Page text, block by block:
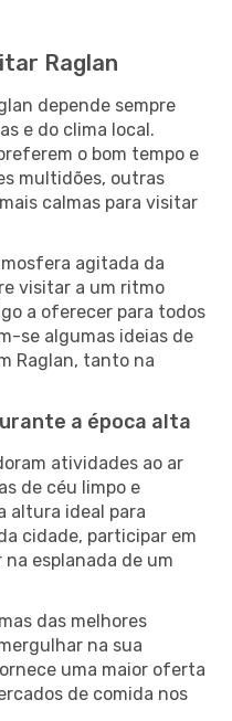
Raglan
depende sempre
e do clima local.
o bom tempo e
multidões, outras
calmas para visitar
agitada da
visitar a um ritmo
a oferecer para todos
se algumas ideias de
Raglan, tanto na
a época alta
atividades ao ar
de céu limpo e
altura ideal para
cidade, participar em
esplanada de um
das melhores
na sua
uma maior oferta
de comida nos